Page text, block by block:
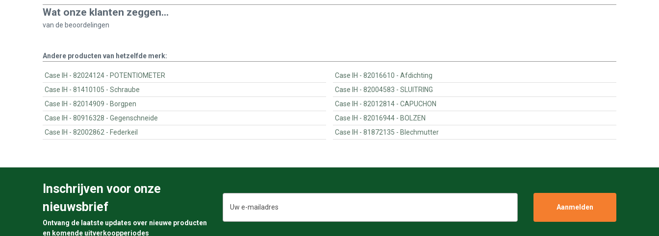
Wat onze klanten zeggen...
van de beoordelingen
Andere producten van hetzelfde merk:
Case IH - 82024124 - POTENTIOMETER
Case IH - 81410105 - Schraube
Case IH - 82014909 - Borgpen
Case IH - 80916328 - Gegenschneide
Case IH - 82002862 - Federkeil
Case IH - 82016610 - Afdichting
Case IH - 82004583 - SLUITRING
Case IH - 82012814 - CAPUCHON
Case IH - 82016944 - BOLZEN
Case IH - 81872135 - Blechmutter
Inschrijven voor onze
nieuwsbrief
Ontvang de laatste updates over nieuwe producten
en komende uitverkoopperiodes
mailadres